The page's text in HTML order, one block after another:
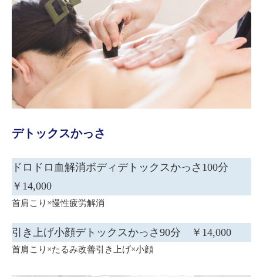
デトックスかっさ
ドロドロ血解消ボディデトックスかっさ100分
￥14,000
首肩こり×慢性疲労解消
引き上げ小顔デトックスかっさ90分 ￥14,000
首肩こり×たるみ改善引き上げ×小顔